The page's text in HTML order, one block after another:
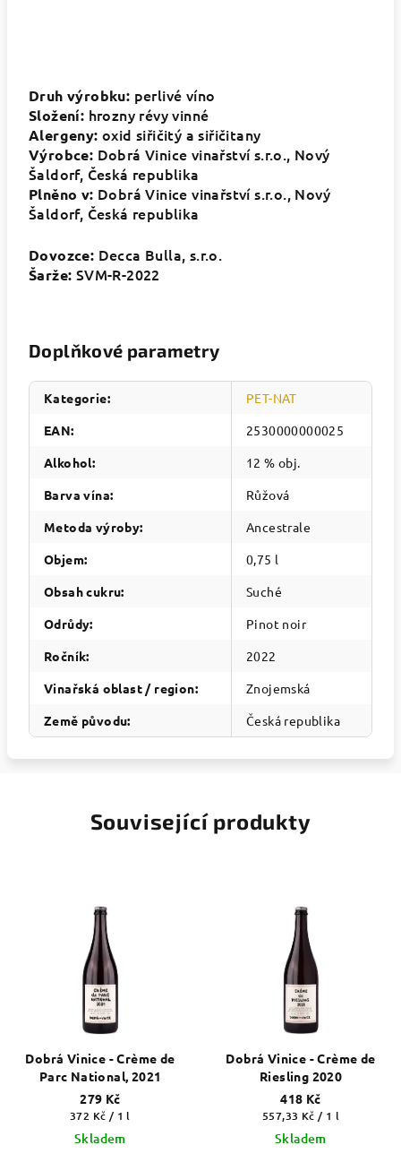
Druh výrobku: perlivé víno
Složení: hrozny révy vinné
Alergeny: oxid siřičitý a siřičitany
Výrobce: Dobrá Vinice vinařství s.r.o., Nový
Šaldorf, Česká republika
Plněno v: Dobrá Vinice vinařství s.r.o., Nový
Šaldorf, Česká republika
Dovozce: Decca Bulla, s.r.o.
Šarže: SVM-R-2022
Doplňkové parametry
Kategorie:
PET-NAT
EAN:
2530000000025
Alkohol:
12 % obj.
Barva vína:
Růžová
Metoda výroby:
Ancestrale
Objem:
0,75 l
Obsah cukru:
Suché
Odrůdy:
Pinot noir
Ročník:
2022
Vinařská oblast / region:
Znojemská
Země původu: Česká republika
Související produkty
Dobrá Vinice - Crème de
Parc National, 2021
279 Kč
Měrná
cena:
372 Kč / 1 l
Skladem
Dobrá Vinice - Crème de
Riesling 2020
418 Kč
Měrná
cena:
557,33 Kč / 1 l
Skladem